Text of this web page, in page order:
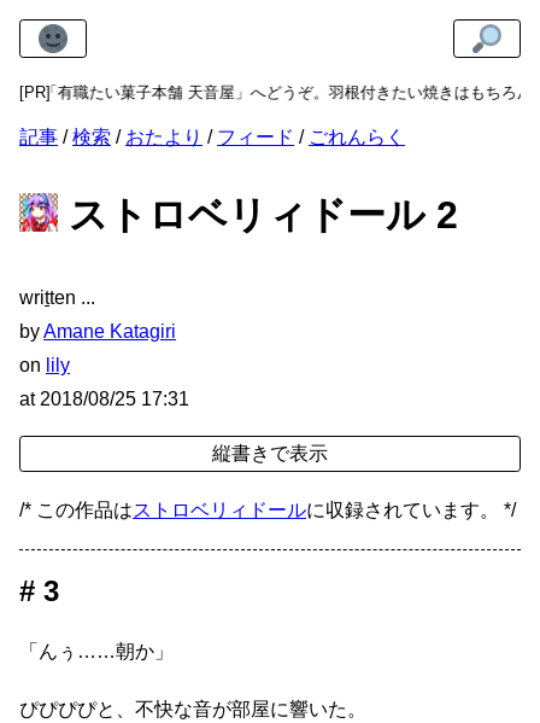
[PR]
たい菓子本舗 天音屋」へどうぞ。羽根付きたい焼きはもちろん、お団子
記事 検索 おたより フィード ごれんらく
ストロベリィドール 2
written
byAmane Katagiri
on lily
at 2018/08/25 17:31
/* この作品はストロベリィドールに収録されています。 */
3
「んぅ ……朝か」
ぴぴぴぴと、不快な音が部屋に響いた。